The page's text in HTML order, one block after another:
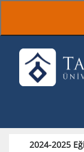
2024-2025